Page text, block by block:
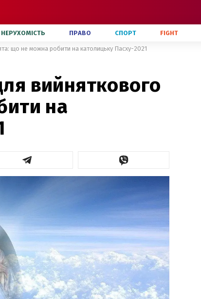
НЕРУХОМІСТЬ ПРАВО СПОРТ FIGHT
що не можна робити на католицьку Пасху-2021
вийняткового
на